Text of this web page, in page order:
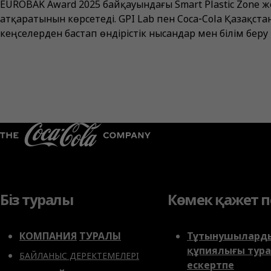
EUROBAK Award 2025 байқауындағы Smart Plastic Zone
атқаратынын көрсетеді. GPI Lab пен Coca‑Cola
кеңселерден бастап өндірістік нысандар мен білім
Біз туралы
КОМПАНИЯ ТУРАЛЫ
БАЙЛАНЫС ДЕРЕКТЕМЕЛЕРІ
Көмек қажет
құпиялығы
eскертпе